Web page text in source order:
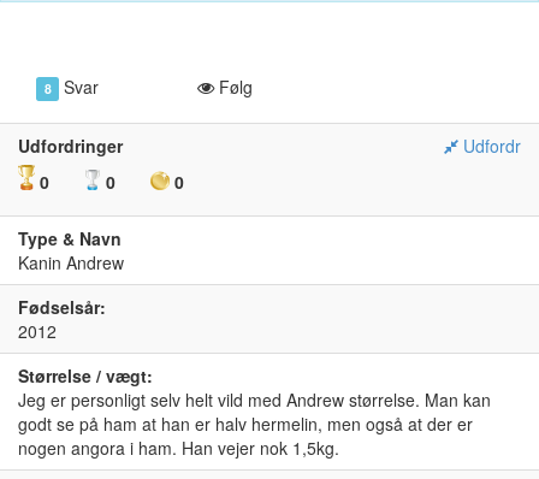
8 Svar Følg
Udfordringer
Udfordr
0
0 0
Type & Navn
Kanin Andrew
Fødselsår:
2012
Størrelse / vægt:
Jeg er personligt selv helt vild med Andrew størrelse. Man kan
godt se på ham at han er halv hermelin, men også at der er
nogen angora i ham. Han vejer nok 1,5kg.